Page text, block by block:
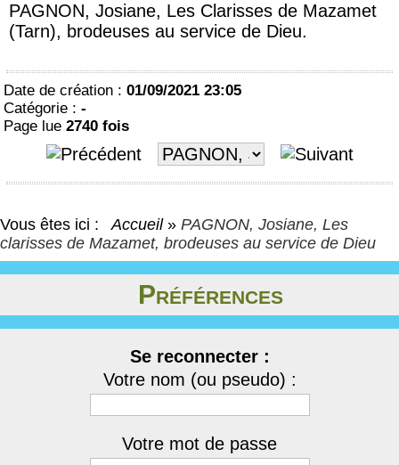
PAGNON, Josiane, Les Clarisses de Mazamet
(Tarn), brodeuses au service de Dieu.
Date de création : 01/09/2021 23:05
Catégorie : -
Page lue 2740 fois
Vous êtes ici : Accueil » PAGNON, Josiane, Les
clarisses de Mazamet, brodeuses au service de Dieu
Préférences
Se reconnecter :
Votre nom (ou pseudo) :
Votre mot de passe